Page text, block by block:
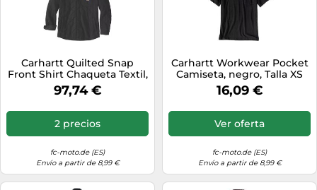
Carhartt Quilted Snap
Front Shirt Chaqueta Textil,
negro, Talla S
97,74 €
2 precios
fc-moto.de (ES)
Envío a partir de 8,99 €
Carhartt Workwear Pocket
Camiseta, negro, Talla XS
16,09 €
Ver oferta
fc-moto.de (ES)
Envío a partir de 8,99 €